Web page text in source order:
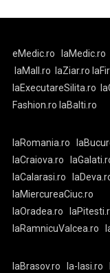
eMedic.ro laMedic.ro
laMall.ro
laZiar.ro
laExecutareSilita.ro
Fashion.ro laBalti.ro
laRomania.ro
laCraiova.ro
laCalarasi.ro
laMiercureaCiuc.ro
laOradea.ro
laRamnicuValcea.ro
laBrasov.ro la-Iasi.ro